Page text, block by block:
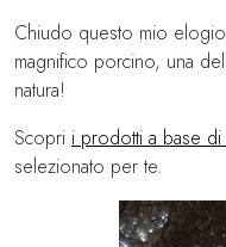
Chiudo questo mio
magnifico porcino, una
natura!
Scopri i prodotti a base
selezionato per te.